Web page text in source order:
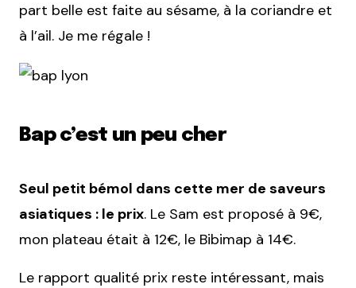
part belle est faite au sésame, à la coriandre et
à l’ail. Je me régale !
Bap c’est un peu cher
Seul petit bémol dans cette mer de saveurs
asiatiques : le prix. Le Sam est proposé à 9€,
mon plateau était à 12€, le Bibimap à 14€.
Le rapport qualité prix reste intéressant, mais